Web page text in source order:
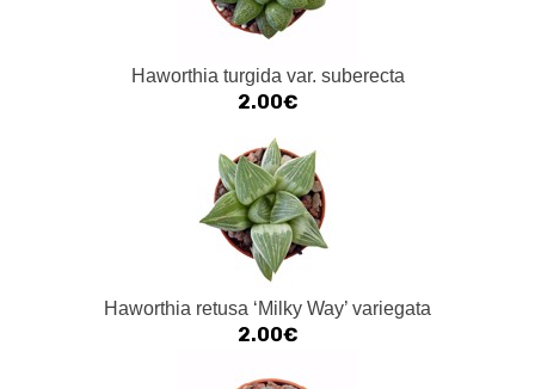
Haworthia turgida var. suberecta
2.00€
Haworthia retusa ‘Milky Way’ variegata
2.00€